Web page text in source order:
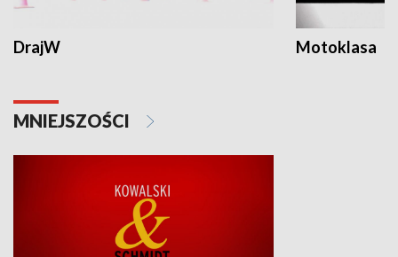
DrajW Motoklasa
MNIEJSZOŚCI